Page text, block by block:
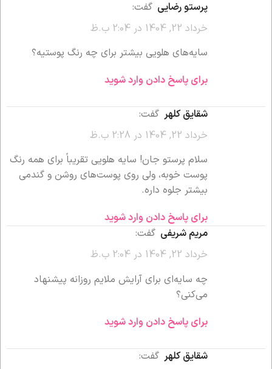
پرستو رضایی گفت:
خرداد 22, 1404 در 2:04 ب.ظ
سایه‌های هلویی بیشتر برای چه رنگ پوستیه؟
برای پاسخ دادن وارد شوید
شقایق کلهر گفت:
خرداد 22, 1404 در 2:28 ب.ظ
سلام پرستو جان! سایه هلویی تقریباً برای همه رنگ
پوست خوبه، ولی روی پوست‌های روشن و گندمی
بیشتر جلوه داره.
برای پاسخ دادن وارد شوید
مریم شریفی گفت:
خرداد 22, 1404 در 2:04 ب.ظ
چه سایه‌ای برای آرایش ملایم روزانه پیشنهاد
می‌کنی؟
برای پاسخ دادن وارد شوید
شقایق کلهر گفت: